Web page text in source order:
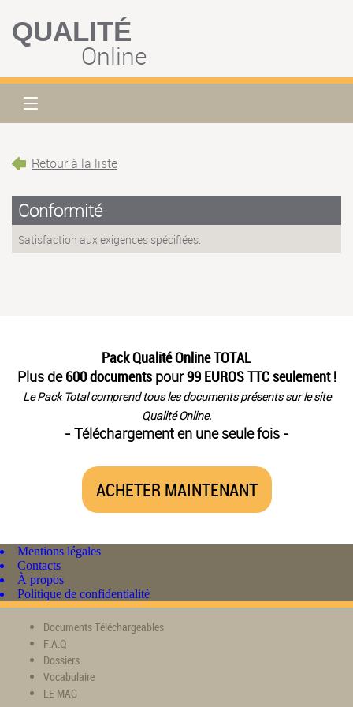
QUALITÉ
Online
Retour à la liste
Conformité
Satisfaction aux exigences spécifiées.
Pack Qualité Online TOTAL
Plus de600 documentspour99 EUROS TTC seulement !
Le Pack Total comprend tous les documents présents sur le site
Qualité Online.
- Téléchargement en une seule fois -
ACHETER MAINTENANT
Mentions légales
Contacts
À propos
Politique de confidentialité
Documents Téléchargeables
F.A.Q
Dossiers
Vocabulaire
LE MAG